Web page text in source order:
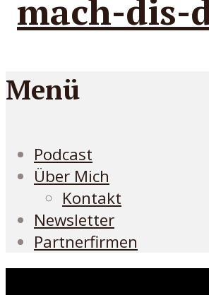
Menü
Podcast
Über Mich
Kontakt
Newsletter
Partnerfirmen